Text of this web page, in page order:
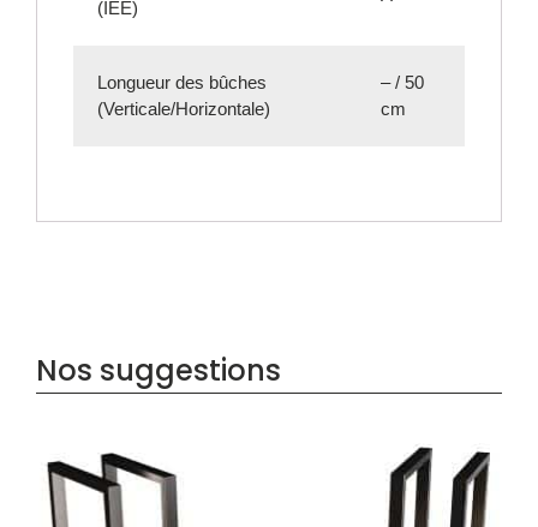
(IEE)
Longueur des bûches
(Verticale/Horizontale)
– / 50
cm
Nos suggestions